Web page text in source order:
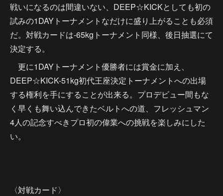
戦いになるのは間違いない、DEEP☆KICKとしても初の
試みの1DAYトーナメントなだけに盛り上がることも必須
だ。対戦カードは-65kgトーナメント同様、後日抽選にて
決定する。
更に1DAYトーナメント優勝者には賞金に加え、
DEEP☆KICK-51kg初代王座決定トーナメントへの出場
する権利を手にすることが出来る。プロデビュー間もな
く早くも舞い込んできたベルトへの道、フレッシュマン
4人の記念すべきプロ初の偉業への挑戦を楽しみにした
い。
〈対戦カード〉